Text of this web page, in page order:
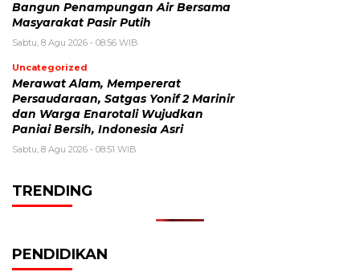
Bangun Penampungan Air Bersama
Masyarakat Pasir Putih
Sabtu, 8 Agu 2026 - 08:56 WIB
Uncategorized
Merawat Alam, Mempererat
Persaudaraan, Satgas Yonif 2 Marinir
dan Warga Enarotali Wujudkan
Paniai Bersih, Indonesia Asri
Sabtu, 8 Agu 2026 - 08:51 WIB
TRENDING
PENDIDIKAN